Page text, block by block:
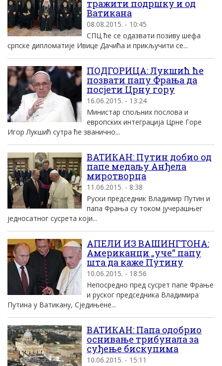
тражити подршку и од
Ватикана
08.08.2015. - 10:45
СПЦ ће се одазвати позиву шефа
српске дипломатије Ивице Дачића и прикључити се...
ПОДГОРИЦА: Лукшић ће
позвати папу Фрања да
посјети Црну гору
16.06.2015. - 13:24
Министар спољних послова и
европских интеграција Црне Горе
Игор Лукшић сутра ће званично...
ВАТИКАН: Путин добио од
папе медаљу Анђела
миротворца
11.06.2015. - 8:38
Руски председник Владимир Путин и
папа Фрања су током јучерашњег
једносатног сусрета који...
АПЕЛИ ИЗ ВАШИНГТОНА:
Американци „уче“ папу
шта да каже Путину
10.06.2015. - 18:56
Непосредно пред сусрет папе Фрање
и руског председника Владимира
Путина у Ватикану, Сједињене...
ВАТИКАН: Папа одобрио
оснивање трибунала за
суђење бискупима
10.06.2015. - 15:11